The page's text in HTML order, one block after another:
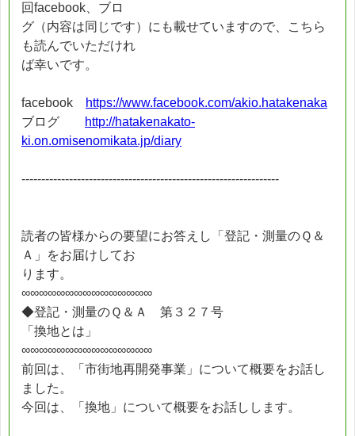
回facebook、ブロ
グ（内容は同じです）にも載せていますので、こちら
も読んでいただけれ
ば幸いです。
facebook
https://www.facebook.com/akio.hatakenaka
ブログ
http://hatakenakato-
ki.on.omisenomikata.jp/diary
-----------------------------------------------------------------
読者の皆様からの要望にお答えし「登記・測量のＱ＆
Ａ」をお届けしてお
ります。
∞∞∞∞∞∞∞∞∞∞∞∞∞∞∞
◆登記・測量のＱ＆Ａ 第３２７号
「換地とは」
∞∞∞∞∞∞∞∞∞∞∞∞∞∞∞
前回は、「市街地再開発事業」について概要をお話し
ました。
今回は、「換地」について概要をお話しします。